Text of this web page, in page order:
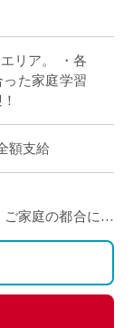
リア。 ・各
た家庭学習
額支給
ご家庭の都合に合
庭をお願いしま